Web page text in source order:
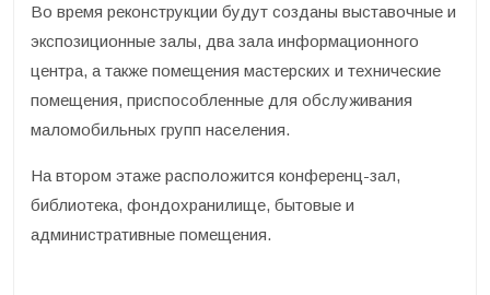
Во время реконструкции будут созданы выставочные и
экспозиционные залы, два зала информационного
центра, а также помещения мастерских и технические
помещения, приспособленные для обслуживания
маломобильных групп населения.
На втором этаже расположится конференц-зал,
библиотека, фондохранилище, бытовые и
административные помещения.